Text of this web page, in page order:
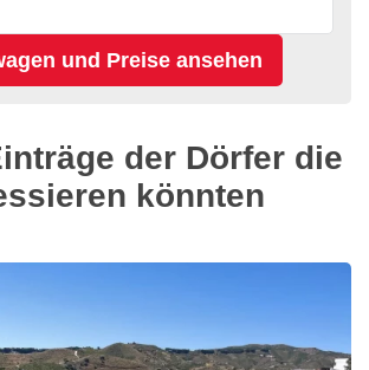
der Dörfer die
könnten